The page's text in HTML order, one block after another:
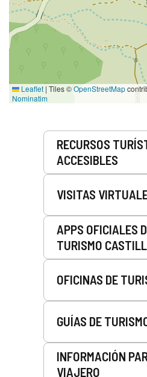
Leaflet | Tiles ©OpenStreetMap
Nominatim
RECURSOS
ACCESIBLES
VISITAS
APPS OFICIALES
TURISMO
OFICINAS DE
GUÍAS DE
INFORMACIÓN
VIAJERO